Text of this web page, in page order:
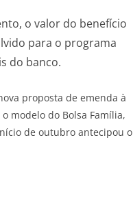
o valor do benefício
para o programa
do banco.
proposta de emenda à
modelo do Bolsa Família,
de outubro antecipou o